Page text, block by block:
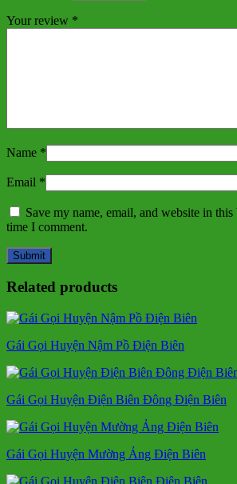
Your review *
Name *
Email *
Save my name, email, and website in
time I comment.
Related products
Gái Gọi Huyện Nậm Pồ Điện Biên
Gái Gọi Huyện Điện Biên Đông Điện Biên
Gái Gọi Huyện Mường Ảng Điện Biên